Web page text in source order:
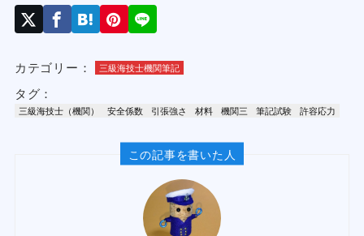
カテゴリー： 三級海技士機関筆記
タグ：
三級海技士（機関） 安全係数 引張強さ 材料 機関三 筆記試験 許容応力
この記事を書いた人